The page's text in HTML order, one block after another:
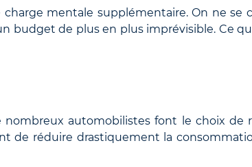
mentale supplémentaire. On ne se
budget de plus en plus imprévisible. Ce
automobilistes font le choix de
de réduire drastiquement la